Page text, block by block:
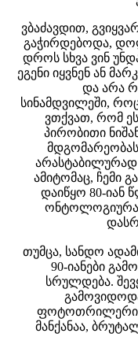
ვბაძავდით,
გაჭირ­დებოდა,
დროს სხვა ვინ
ეგენი იყვნენ ან
და არა
სინამდვილეში,
ვთქვათ, რომ
პირობითი
ამიტომაც, ჩემი
დაიწყო 80-
თუმცა, სანდო
90-იანები
სრულდება.
ფოტოთრილერი
მანქანაა,